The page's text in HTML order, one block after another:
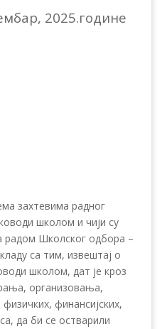
2025.године
захтевима радног
школом и чији су
радом Школског одбора –
са тим, извештај о
школом, дат је кроз
организовања,
финансијских,
да би се остварили